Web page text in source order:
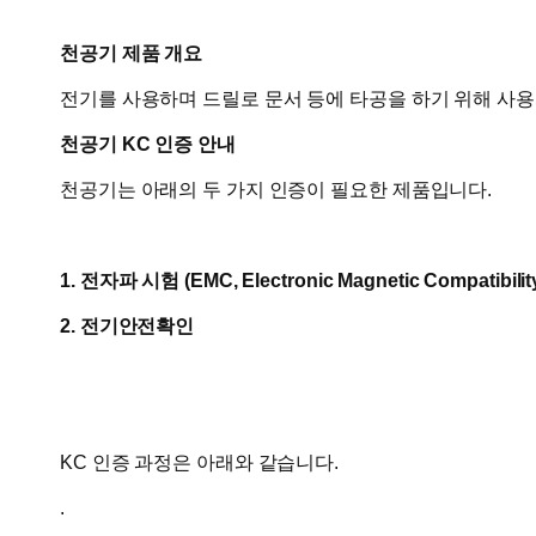
천공기 제품 개요
전기를 사용하며 드릴로 문서 등에 타공을 하기 위해 사
천공기 KC 인증 안내
천공기는 아래의 두 가지 인증이 필요한 제품입니다.
1. 전자파 시험 (EMC, Electronic Magnetic
2. 전기안전확인
KC 인증 과정은 아래와 같습니다.
.